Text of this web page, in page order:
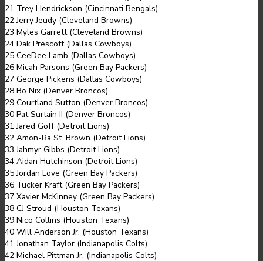
21 Trey Hendrickson (Cincinnati Bengals)
22 Jerry Jeudy (Cleveland Browns)
23 Myles Garrett (Cleveland Browns)
24 Dak Prescott (Dallas Cowboys)
25 CeeDee Lamb (Dallas Cowboys)
26 Micah Parsons (Green Bay Packers)
27 George Pickens (Dallas Cowboys)
28 Bo Nix (Denver Broncos)
29 Courtland Sutton (Denver Broncos)
30 Pat Surtain II (Denver Broncos)
31 Jared Goff (Detroit Lions)
32 Amon-Ra St. Brown (Detroit Lions)
33 Jahmyr Gibbs (Detroit Lions)
34 Aidan Hutchinson (Detroit Lions)
35 Jordan Love (Green Bay Packers)
36 Tucker Kraft (Green Bay Packers)
37 Xavier McKinney (Green Bay Packers)
38 CJ Stroud (Houston Texans)
39 Nico Collins (Houston Texans)
40 Will Anderson Jr. (Houston Texans)
41 Jonathan Taylor (Indianapolis Colts)
42 Michael Pittman Jr. (Indianapolis Colts)